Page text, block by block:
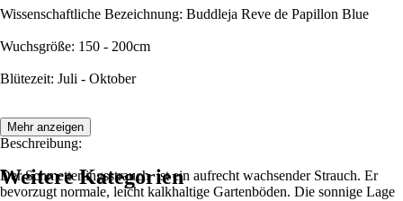
Wissenschaftliche Bezeichnung: Buddleja Reve de Papillon Blue
Wuchsgröße: 150 - 200cm
Blütezeit: Juli - Oktober
Beschreibung:
Der Schmetterlingsstrauch ist ein aufrecht wachsender Strauch. Er
bevorzugt normale, leicht kalkhaltige Gartenböden. Die sonnige Lage
Mehr anzeigen
Weitere Kategorien